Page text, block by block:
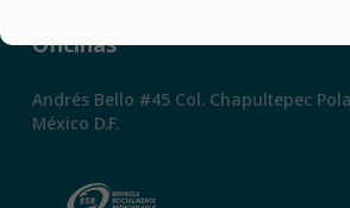
Oficinas
Andrés Bello #45 Col. Chapultepec
México D.F.